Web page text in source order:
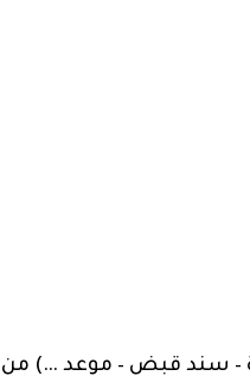
– سند قبض – موعد …)